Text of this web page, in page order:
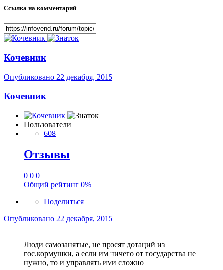
Ссылка на комментарий
Кочевник
Опубликовано 22 декабря, 2015
Кочевник
Пользователи
608
Отзывы
0 0 0
Общий рейтинг 0%
Поделиться
Опубликовано 22 декабря, 2015
Люди самозанятые, не просят дотаций из
гос.кормушки, а если им ничего от государства не
нужно, то и управлять ими сложно